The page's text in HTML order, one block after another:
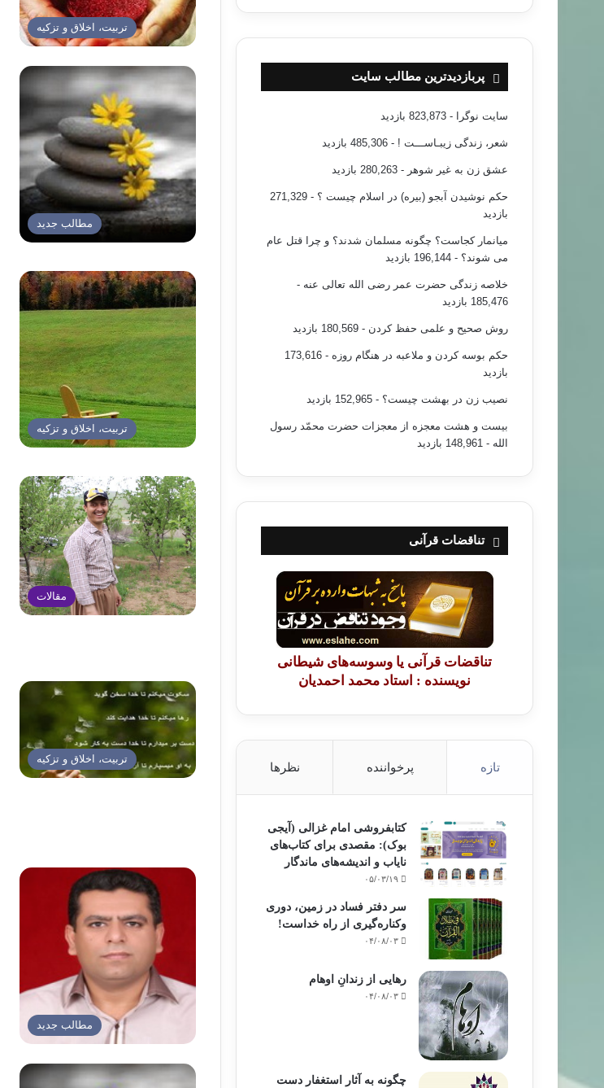
تربیت، اخلاق و تزکیه
مطالب جدید
تربیت، اخلاق و تزکیه
مقالات
تربیت، اخلاق و تزکیه
مطالب جدید
پربازدیدترین مطالب سایت
سایت نوگرا - 823,873 بازدید
شعر، زندگی زیبـاســـت ! - 485,306 بازدید
عشق زن به غیر شوهر - 280,263 بازدید
حکم نوشیدن آبجو (بیره) در اسلام چیست ؟
- 271,329
بازدید
میانمار کجاست؟ چگونه مسلمان شدند؟ و چرا قتل عام
می شوند؟ - 196,144 بازدید
خلاصه زندگی حضرت عمر رضی الله تعالی عنه -
185,476 بازدید
روش صحیح و علمی حفظ کردن - 180,569 بازدید
حکم بوسه کردن و ملاعبه در هنگام روزه
- 173,616
بازدید
نصیب زن در بهشت چیست؟ - 152,965 بازدید
بیست و هشت معجزه از معجزات حضرت محمّد رسول
الله - 148,961 بازدید
تناقضات قرآنی
تناقضات قرآنی یا وسوسه‌های شیطانی
نویسنده : استاد محمد احمدیان
تازه پرخواننده نظرها
کتابفروشی امام غزالی (آیجی
بوک): مقصدی برای کتاب‌های
نایاب و اندیشه‌های ماندگار
۰۵/۰۳/۱۹
سر دفتر فساد در زمین‌، دوری
وکناره‌گیری از راه خداست‌!
۰۴/۰۸/۰۳
رهایی از زندانِ اوهام
۰۴/۰۸/۰۳
چگونه به آثار استغفار دست